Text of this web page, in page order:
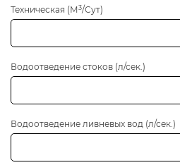
Техническая (М3/Сут)
Водоотведение стоков (л/сек.)
Водоотведение ливневых вод (л/сек.)